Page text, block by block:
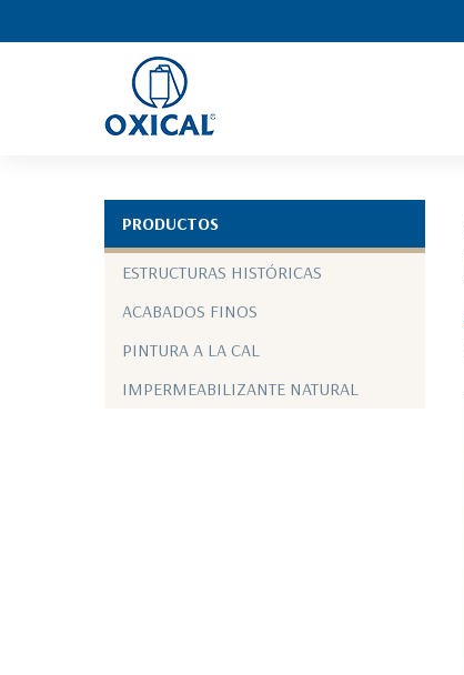
PRODUCTOS
ESTRUCTURAS HISTÓRICAS
ACABADOS FINOS
PINTURA A LA CAL
IMPERMEABILIZANTE NATURAL